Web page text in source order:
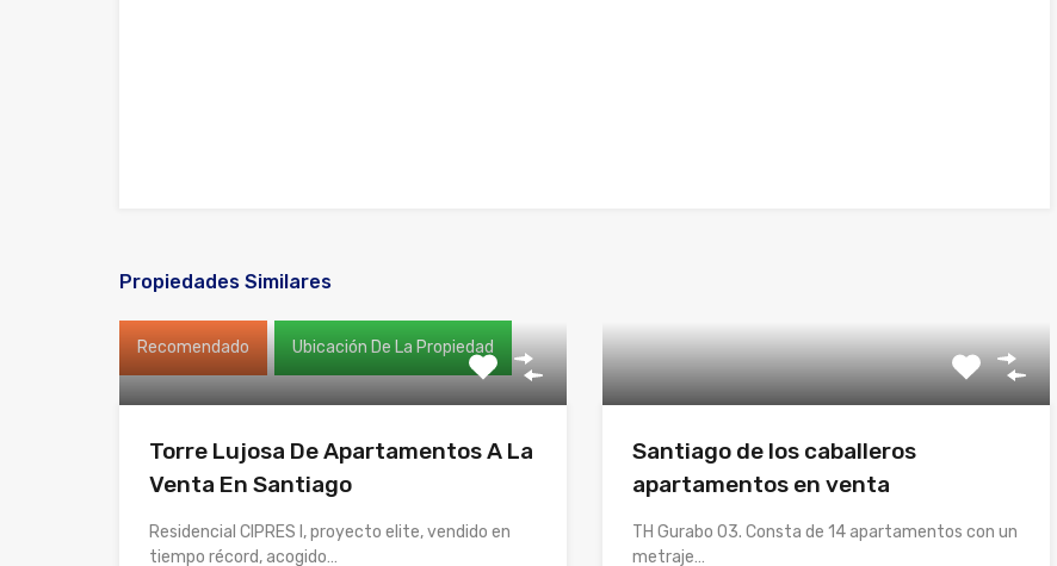
Propiedades Similares
Recomendado Ubicación De La Propiedad
Torre Lujosa De Apartamentos A La
Venta En Santiago
Residencial CIPRES I, proyecto elite, vendido en
tiempo récord, acogido…
Santiago de los caballeros
apartamentos en venta
TH Gurabo 03. Consta de 14 apartamentos con un
metraje…